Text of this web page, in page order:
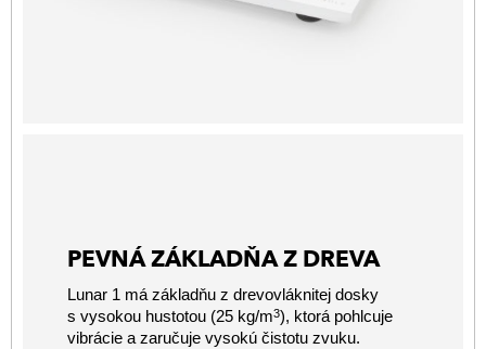
PEVNÁ ZÁKLADŇA Z DREVA
Lunar 1 má základňu z drevovláknitej dosky
s vysokou hustotou (25 kg/m3), ktorá pohlcuje
vibrácie a zaručuje vysokú čistotu zvuku.